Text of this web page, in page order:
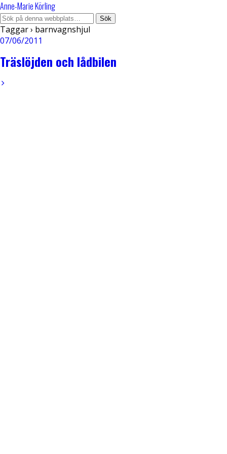
Anne-Marie Körling
Taggar › barnvagnshjul
07/06/2011
Träslöjden och lådbilen